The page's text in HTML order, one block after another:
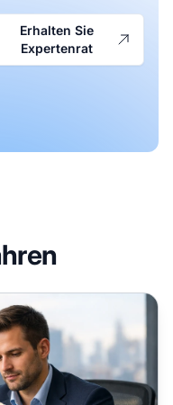
Erhalten Sie
Expertenrat
Marketing-Manager: